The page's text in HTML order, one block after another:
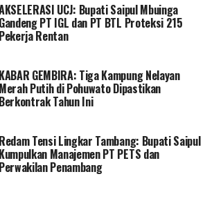
tersebut, Bupati Saipul
atas perhatian Kementerian
Pohuwato, khususnya
pembangunan Kantor
senilai Rp43 miliar.
kasih karena di tengah efisiensi
di beberapa provinsi, alokasi
Bupati Pohuwato tetap
menunjukkan komitmen dan
pusat bagi kami,” ujar
UCJ: Bupati Saipul Mbuinga
Gandeng PT IGL dan PT BTL Proteksi 215
Pekerja Rentan
KABAR GEMBIRA: Tiga Kampung Nelayan
Merah Putih di Pohuwato Dipastikan
Berkontrak Tahun Ini
Redam Tensi Lingkar Tambang: Bupati Saipul
Kumpulkan Manajemen PT PETS dan
Perwakilan Penambang